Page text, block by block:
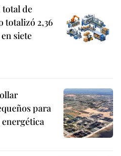
de
totalizó 2,36
siete
para